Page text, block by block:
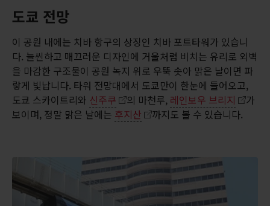
도쿄 전망
이 공원 내에는 치바 항구의 상징인 치바 포트타워가 있습니
다. 늘씬하고 매끄러운 디자인에 거울처럼 비치는 유리로 외벽
을 마감한 구조물이 공원 녹지 위로 우뚝 솟아 맑은 날이면 파
랗게 빛납니다. 타워 전망대에서 도쿄만이 한눈에 들어오고,
도쿄 스카이트리와 신주쿠 의 마천루, 레인보우 브리지
가
보이며, 정말 맑은 날에는 후지산 까지도 볼 수 있습니다.